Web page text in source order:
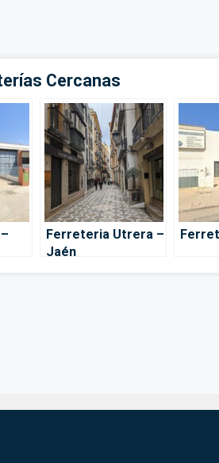
Cercanas
Ferreteria Utrera –
Jaén